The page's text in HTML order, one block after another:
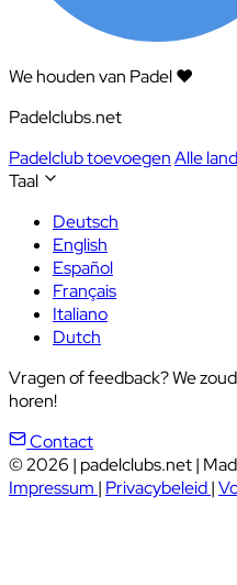
We houden van Padel ❤️
Padelclubs.net
Padelclub toevoegenAlle
Taal
Deutsch
English
Español
Français
Italiano
Dutch
Vragen of feedback? We
horen!
Contact
© 2026 | padelclubs.net|
Impressum | Privacybeleid|